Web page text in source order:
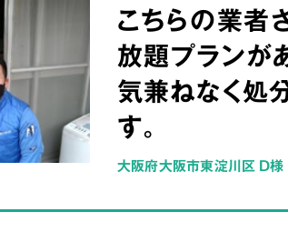
こちらの業者
放題プランが
気兼ねなく処
す。
大阪府大阪市東淀川区 D様